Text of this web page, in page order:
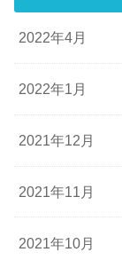
2022年4月
2022年1月
2021年12月
2021年11月
2021年10月